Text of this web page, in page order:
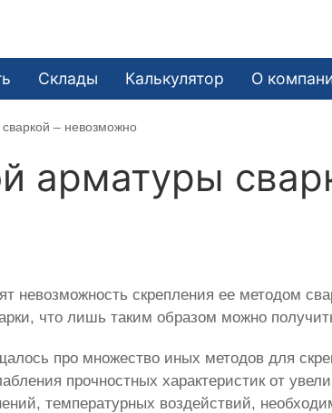
Склады Калькулятор О
– невозможно
арматуры
невозможность скрепления ее методом
что лишь таким образом можно
про множество иных методов для
прочностных характеристик от
температурных воздействий,